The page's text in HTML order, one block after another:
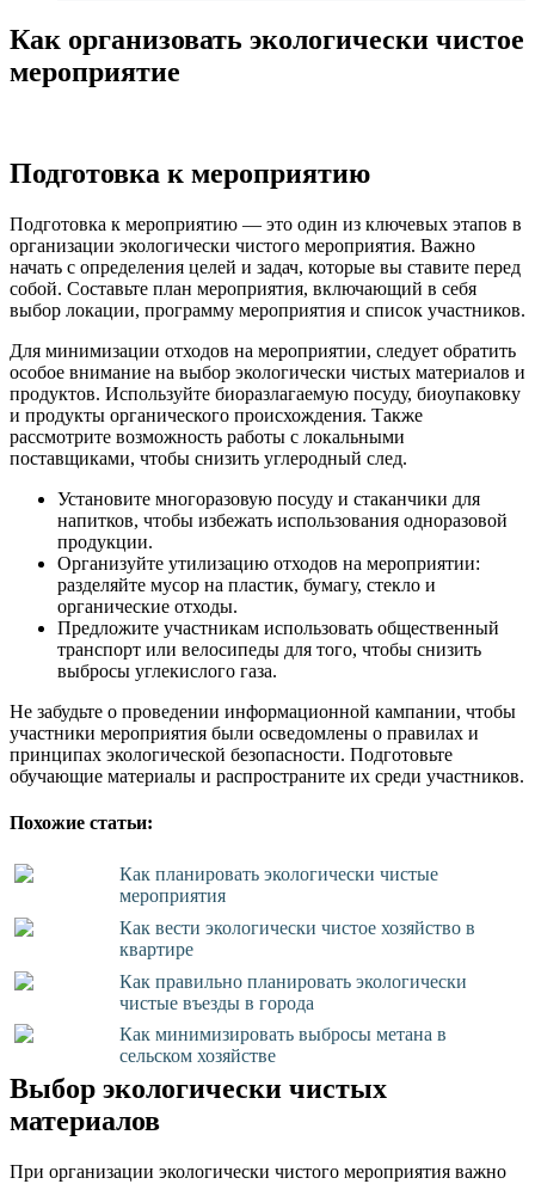
Как организовать экологически чистое
мероприятие
Подготовка к мероприятию
Подготовка к мероприятию — это один из ключевых этапов в
организации экологически чистого мероприятия. Важно
начать с определения целей и задач, которые вы ставите перед
собой. Составьте план мероприятия, включающий в себя
выбор локации, программу мероприятия и список участников.
Для минимизации отходов на мероприятии, следует обратить
особое внимание на выбор экологически чистых материалов и
продуктов. Используйте биоразлагаемую посуду, биоупаковку
и продукты органического происхождения. Также
рассмотрите возможность работы с локальными
поставщиками, чтобы снизить углеродный след.
Установите многоразовую посуду и стаканчики для
напитков, чтобы избежать использования одноразовой
продукции.
Организуйте утилизацию отходов на мероприятии:
разделяйте мусор на пластик, бумагу, стекло и
органические отходы.
Предложите участникам использовать общественный
транспорт или велосипеды для того, чтобы снизить
выбросы углекислого газа.
Не забудьте о проведении информационной кампании, чтобы
участники мероприятия были осведомлены о правилах и
принципах экологической безопасности. Подготовьте
обучающие материалы и распространите их среди участников.
Похожие статьи:
Как планировать экологически чистые
мероприятия
Как вести экологически чистое хозяйство в
квартире
Как правильно планировать экологически
чистые въезды в города
Как минимизировать выбросы метана в
сельском хозяйстве
Выбор экологически чистых
материалов
При организации экологически чистого мероприятия важно